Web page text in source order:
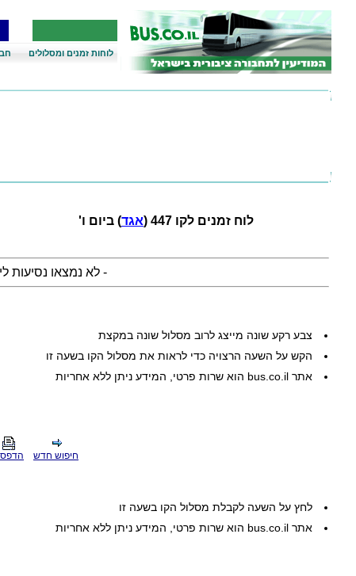
לוחות זמנים ומסלולים
לוח זמנים לקו 447 ( אגד) ביום ו'
- לא נמצאו נסיעות
צבע רקע שונה מייצג לרוב מסלול שונה במקצת
הקש על השעה הרצויה כדי לראות את מסלול הקו בשעה זו
אתר bus.co.il הוא שרות פרטי, המידע ניתן ללא אחריות
חיפוש חדש
לחץ על השעה לקבלת מסלול הקו בשעה זו
אתר bus.co.il הוא שרות פרטי, המידע ניתן ללא אחריות